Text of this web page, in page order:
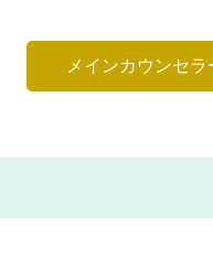
メインカウンセ